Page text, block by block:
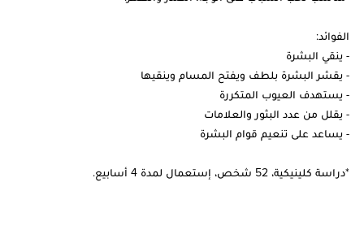
الفوائد:
- ينقي البشرة
- يقشر البشرة بلطف ويفتح المسام وينقيها
- يستهدف العيوب المتكررة
- يقلل من عدد البثور والعلامات
- يساعد على تنعيم قوام البشرة
*دراسة كلينيكية، 52 شخص، إستعمال لمدة 4 أسابيع.